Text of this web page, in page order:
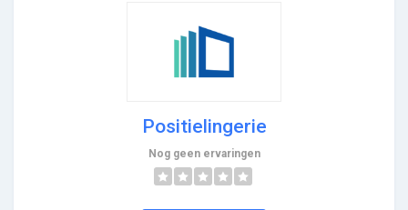
Positielingerie
Nog geen ervaringen